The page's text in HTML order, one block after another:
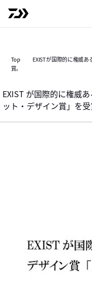
Top
EXIST が国際的に権威
賞。
EXIST が国際的に権威
ット・デザイン賞」を受